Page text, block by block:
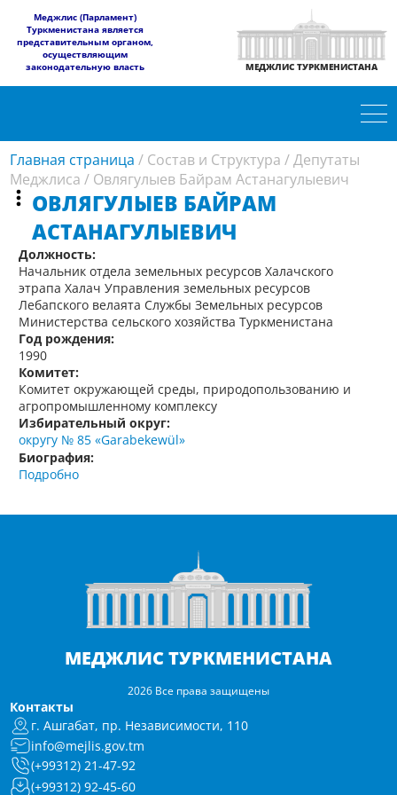
​Меджлис (Парламент)
Туркменистана является
представительным органом,
осуществляющим
законодательную власть
МЕДЖЛИС ТУРКМЕНИСТАНА
Главная страница / Состав и Структура /Депутаты
Меджлиса / Овлягулыев Байрам Астанагулыевич
ОВЛЯГУЛЫЕВ БАЙРАМ
АСТАНАГУЛЫЕВИЧ
Должность:
Начальник отдела земельных ресурсов Халачского
этрапа Халач Управления земельных ресурсов
Лебапского велаята Службы Земельных ресурсов
Министерства сельского хозяйства Туркменистана
Год рождения:
1990
Комитет:
Комитет окружающей среды, природопользованию и
агропромышленному комплексу
Избирательный округ:
округу № 85 «Garabekewül»
Биография:
Подробно
МЕДЖЛИС ТУРКМЕНИСТАНА
2026 Все права защищены
Контакты
г. Ашгабат, пр. Независимости, 110
info@mejlis.gov.tm
(+99312) 21-47-92
(+99312) 92-45-60